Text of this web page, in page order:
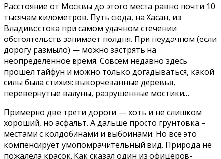
Расстояние от Москвы до этого места равно почти 10
тысячам километров. Путь сюда, на Хасан, из
Владивостока при самом удачном стечении
обстоятельств занимает полдня. При неудачном (если
дорогу размыло) — можно застрять на
неопределенное время. Совсем недавно здесь
прошёл тайфун и можно только догадываться, какой
силы была стихия: выкорчеванные деревья,
перевернутые валуны, разрушенные мостики…
Примерно две трети дороги — хоть и не слишком
хороший, но асфальт. А дальше просто грунтовка –
местами с колдобинами и выбоинами. Но все это
компенсирует умопомрачительный вид. Природа не
пожалела красок. Как сказал один из офицеров-